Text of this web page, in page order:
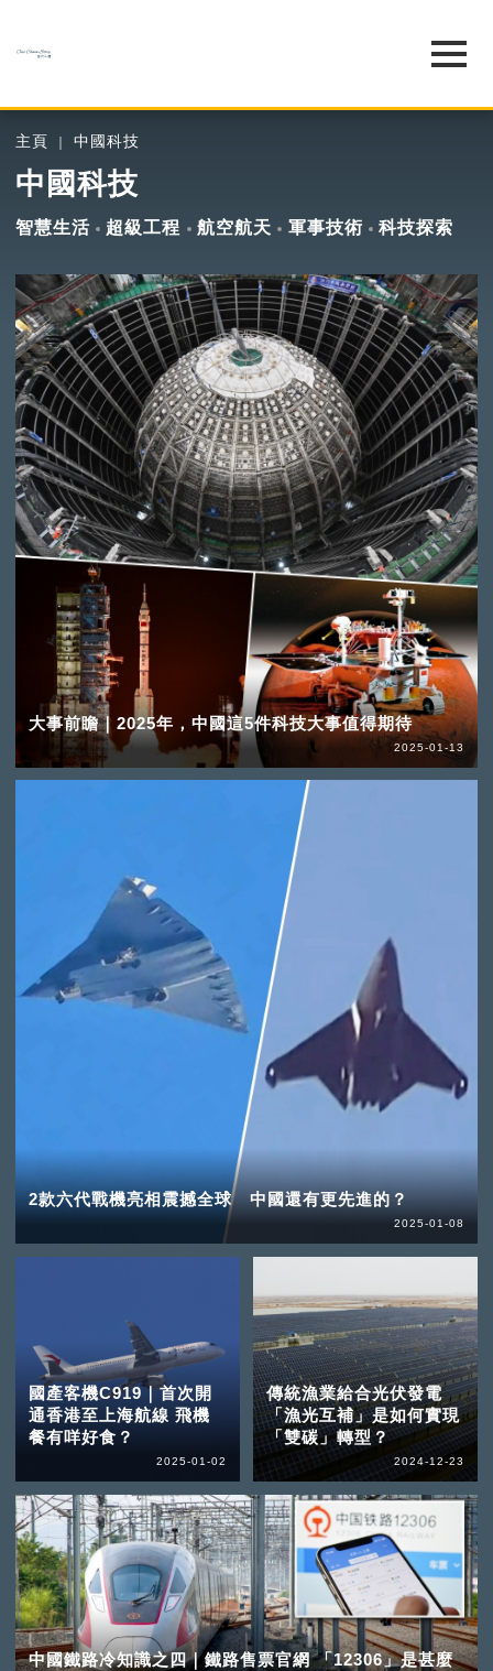
主頁 中國科技
中國科技
智慧生活 超級工程 航空航天 軍事技術 科技探索
大事前瞻｜2025年，中國這5件科技大事值得期待
2025-01-13
2款六代戰機亮相震撼全球 中國還有更先進的？
2025-01-08
國產客機C919｜首次開
通香港至上海航線 飛機
餐有咩好食？
2025-01-02
傳統漁業給合光伏發電
「漁光互補」是如何實現
「雙碳」轉型？
2024-12-23
中國鐵路冷知識之四｜鐵路售票官網 「12306」是甚麼